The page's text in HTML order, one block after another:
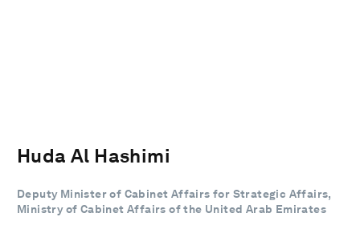
Huda Al Hashimi
Deputy Minister of Cabinet Affairs for Strategic Affairs,
Ministry of Cabinet Affairs of the United Arab Emirates